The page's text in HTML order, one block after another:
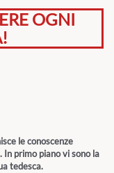
OGNI
le conoscenze
primo piano vi sono la
tedesca.